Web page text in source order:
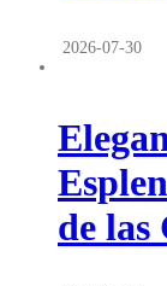
2026-07-30
de las